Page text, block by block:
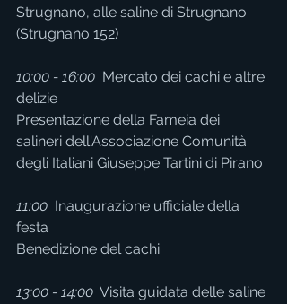
Strugnano, alle saline di Strugnano
(Strugnano 152)
10:00 - 16:00
  Mercato dei cachi e altre
delizie
Presentazione della Fameia dei
salineri dell'Associazione Comunità
degli Italiani Giuseppe Tartini di Pirano
11:00
  Inaugurazione ufficiale della
festa
Benedizione del cachi
13:00 - 14:00
  Visita guidata delle saline